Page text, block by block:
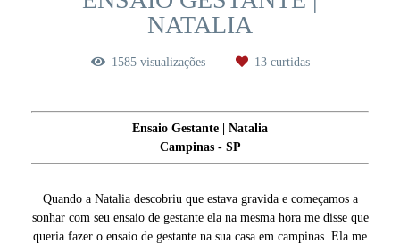
NATALIA
1585visualizações 13curtidas
Ensaio Gestante | Natalia
Campinas - SP
Quando a Natalia descobriu que estava gravida e começamos a
sonhar com seu ensaio de gestante ela na mesma hora me disse que
queria fazer o ensaio de gestante na sua casa em campinas. Ela me